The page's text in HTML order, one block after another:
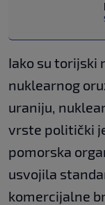
Iako su torijski
nuklearnog
uraniju,
vrste politički
pomorska
usvojila
komercijalne